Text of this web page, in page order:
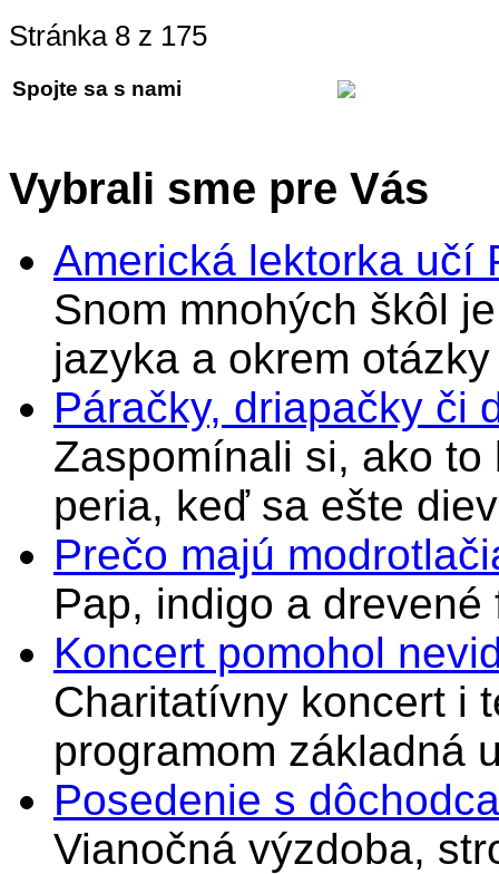
Stránka 8 z 175
Spojte sa s nami
Vybrali sme pre Vás
Americká lektorka učí
Snom mnohých škôl
jazyka a okrem
Páračky, driapačky či
Zaspomínali si, ako
peria, keď sa ešte
Prečo majú
Pap, indigo a drevené
Koncert pomohol
Charitatívny koncert i
programom základná
Posedenie s
Vianočná výzdoba,